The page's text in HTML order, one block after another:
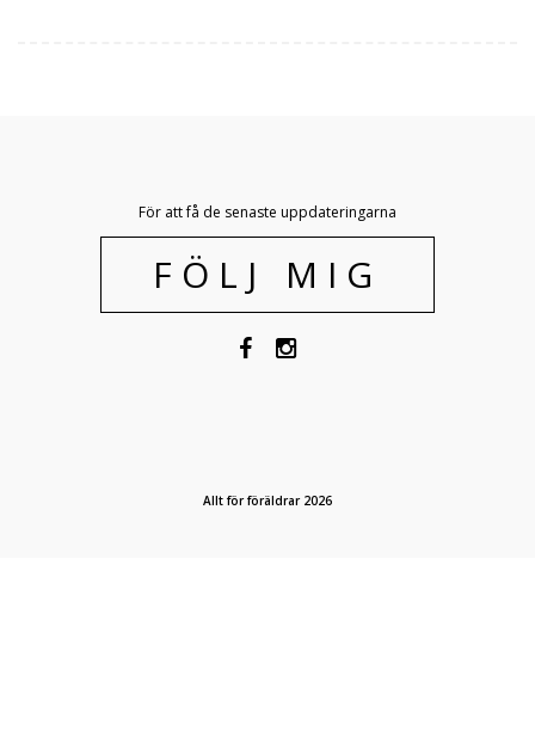
För att få de senaste uppdateringarna
FÖLJ MIG
Allt för föräldrar 2026